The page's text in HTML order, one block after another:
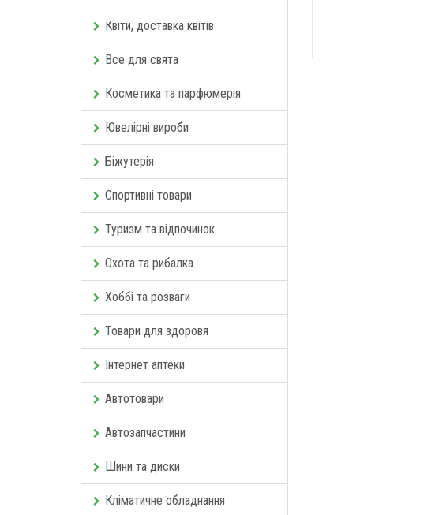
Квіти, доставка квітів
Все для свята
Косметика та парфюмерія
Ювелірні вироби
Біжутерія
Спортивні товари
Туризм та відпочинок
Охота та рибалка
Хоббі та розваги
Товари для здоровя
Інтернет аптеки
Автотовари
Автозапчастини
Шини та диски
Кліматичне обладнання